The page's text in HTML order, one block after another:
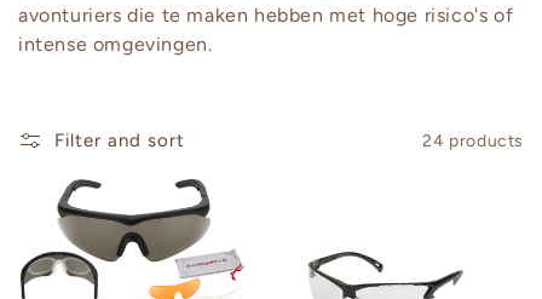
t
avonturiers die te maken hebben met hoge risico's of
intense omgevingen.
Filter and sort 24 products